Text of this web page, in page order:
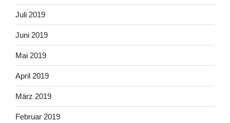
Juli 2019
Juni 2019
Mai 2019
April 2019
März 2019
Februar 2019